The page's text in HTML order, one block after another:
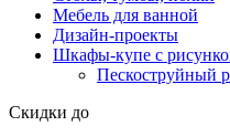
Мебель для ванной
Дизайн-проекты
Шкафы-купе с
Пескоструйный
Скидки до